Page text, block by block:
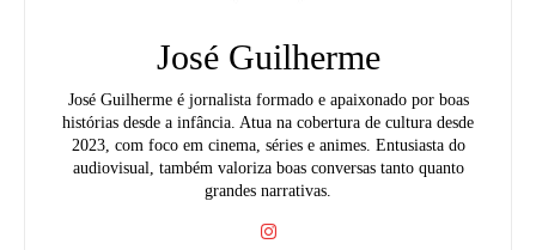
José Guilherme
José Guilherme é jornalista formado e apaixonado por boas
histórias desde a infância. Atua na cobertura de cultura desde
2023, com foco em cinema, séries e animes. Entusiasta do
audiovisual, também valoriza boas conversas tanto quanto
grandes narrativas.